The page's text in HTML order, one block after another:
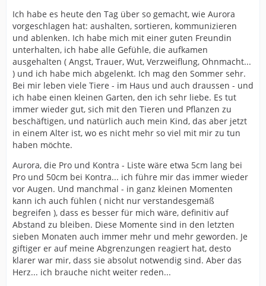
Ich habe es heute den Tag über so gemacht, wie Aurora
vorgeschlagen hat: aushalten, sortieren, kommunizieren
und ablenken. Ich habe mich mit einer guten Freundin
unterhalten, ich habe alle Gefühle, die aufkamen
ausgehalten ( Angst, Trauer, Wut, Verzweiflung, Ohnmacht...
) und ich habe mich abgelenkt. Ich mag den Sommer sehr.
Bei mir leben viele Tiere - im Haus und auch draussen - und
ich habe einen kleinen Garten, den ich sehr liebe. Es tut
immer wieder gut, sich mit den Tieren und Pflanzen zu
beschäftigen, und natürlich auch mein Kind, das aber jetzt
in einem Alter ist, wo es nicht mehr so viel mit mir zu tun
haben möchte.
Aurora, die Pro und Kontra - Liste wäre etwa 5cm lang bei
Pro und 50cm bei Kontra... ich führe mir das immer wieder
vor Augen. Und manchmal - in ganz kleinen Momenten
kann ich auch fühlen ( nicht nur verstandesgemäß
begreifen ), dass es besser für mich wäre, definitiv auf
Abstand zu bleiben. Diese Momente sind in den letzten
sieben Monaten auch immer mehr und mehr geworden. Je
giftiger er auf meine Abgrenzungen reagiert hat, desto
klarer war mir, dass sie absolut notwendig sind. Aber das
Herz... ich brauche nicht weiter reden...